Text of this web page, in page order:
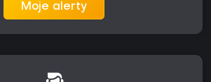
Moje alerty